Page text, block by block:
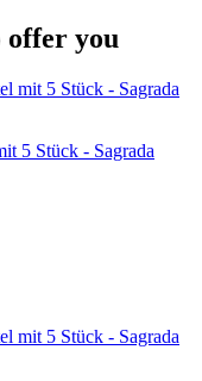
offer you
5 Stück - Sagrada